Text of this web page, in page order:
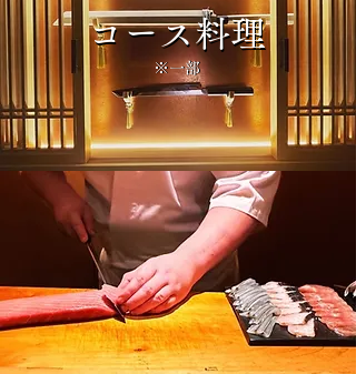
コース料理
※一部
コース料理
※一部